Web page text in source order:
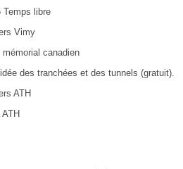
libre
Vimy
canadien
des tranchées et des tunnels (gratuit).
ATH